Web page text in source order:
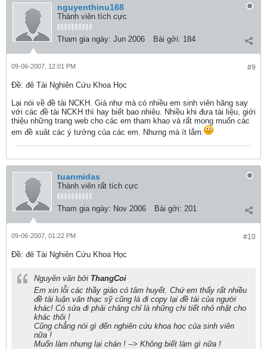
nguyenthinu168
Thành viên tích cực
Tham gia ngày: Jun 2006 Bài gởi: 184
#9
09-06-2007, 12:01 PM
Ðề: đê Tài Nghiên Cứu Khoa Học
Lại nói về đề tài NCKH. Giá như mà có nhiều em sinh viên hăng say
với các đề tài NCKH thì hay biết bao nhiêu. Nhiều khi đưa tài liệu, giới
thiệu những trang web cho các em tham khao và rất mong muốn các
em đề xuât các ý tưởng của các em. Nhưng mà ít lắm.
tuanmidas
Thành viên rất tích cực
Tham gia ngày: Nov 2006 Bài gởi: 201
#10
09-06-2007, 01:22 PM
Ðề: đê Tài Nghiên Cứu Khoa Học
Nguyên văn bởi ThangCoi
Em xin lỗi các thầy giáo có tâm huyết. Chứ em thấy rất nhiều
đề tài luận văn thạc sỹ cũng là đi copy lại đề tài của người
khác! Có sửa đi phải chăng chỉ là những chi tiết nhỏ nhặt cho
khác thôi !
Cũng chẳng nói gì đến nghiên cứu khoa học của sinh viên
nữa !
Muốn làm nhưng lại chán ! --> Không biết làm gì nữa !